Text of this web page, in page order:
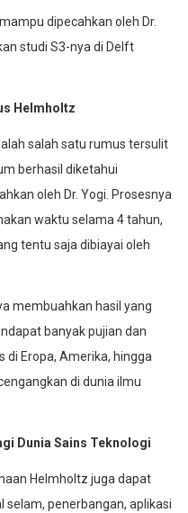
dipecahkan oleh Dr.
studi S3-nya di Delft
Helmholtz
salah satu rumus tersulit
berhasil diketahui
oleh Dr. Yogi. Prosesnya
waktu selama 4 tahun,
tentu saja dibiayai oleh
membuahkan hasil yang
banyak pujian dan
di Eropa, Amerika, hingga
di dunia ilmu
Dunia Sains Teknologi
Helmholtz juga dapat
selam, penerbangan, aplikasi